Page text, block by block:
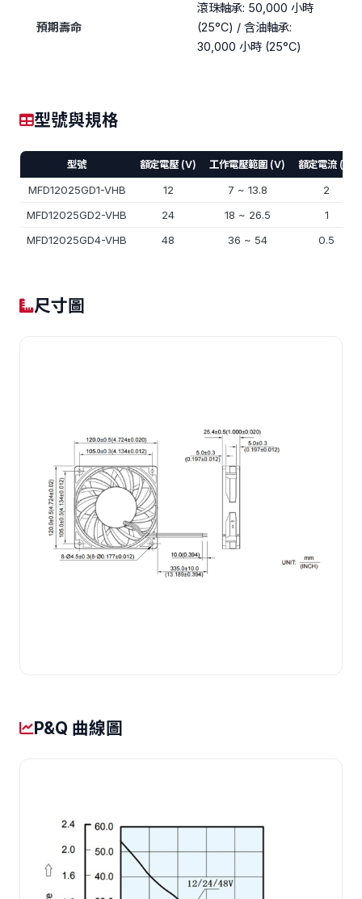
預期壽命
滾珠軸承: 50,000 小時
(25°C) / 含油軸承:
30,000 小時 (25°C)
型號與規格
型號 額定電壓 (V) 工作電壓範圍 (V) 額定電流 (A)
MFD12025GD1-VHB 12 7 ~ 13.8
2
MFD12025GD2-VHB
24 18 ~ 26.5
1
MFD12025GD4-VHB
48 36 ~ 54 0.5
尺寸圖
P&Q 曲線圖